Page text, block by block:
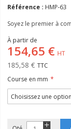
Référence : HMP-63
Soyez le premier à
À partir de
185,58 €
154,65 €
Course en mm